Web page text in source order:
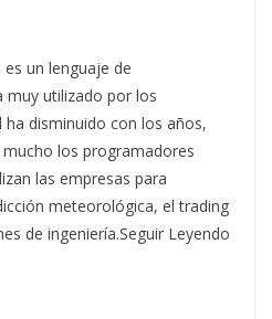
un lenguaje de
utilizado por los
ha disminuido con los años,
los programadores
las empresas para
meteorológica, el trading
de ingeniería.Seguir Leyendo